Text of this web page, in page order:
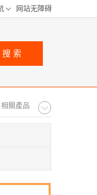
相關產品
搜索